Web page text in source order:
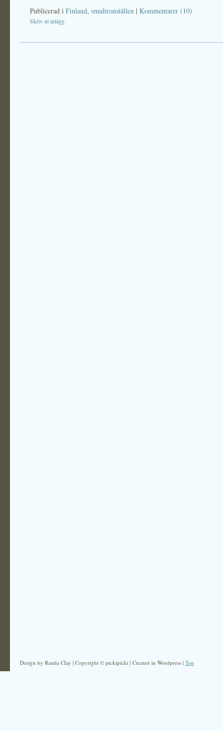
Publicerad i Finland, smultronställen | Kommentarer (10)
Skriv ut inlägg
Design by Randa Clay | Copyright © pickipicki | Created in Wordpress | Top